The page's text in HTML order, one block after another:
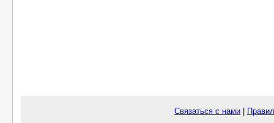
Связаться с нами